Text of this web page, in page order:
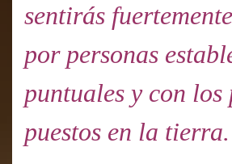
sentirás
por personas
puntuales y con los
puestos en la tierra.